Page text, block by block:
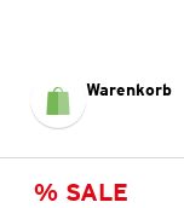
Warenkorb
% SALE